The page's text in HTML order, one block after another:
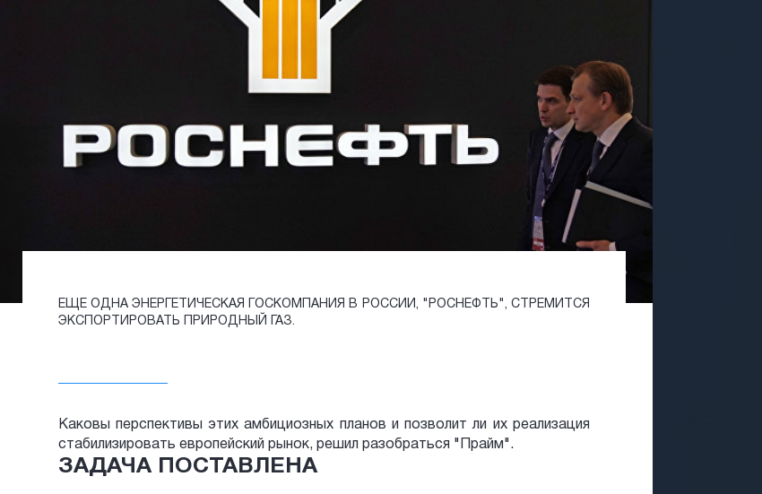
ЕЩЕ ОДНА ЭНЕРГЕТИЧЕСКАЯ ГОСКОМПАНИЯ В РОССИИ, "РОСНЕФТЬ", СТРЕМИТСЯ
ЭКСПОРТИРОВАТЬ ПРИРОДНЫЙ ГАЗ.
Каковы перспективы этих амбициозных планов и позволит ли их реализация
стабилизировать европейский рынок, решил разобраться "Прайм".
ЗАДАЧА ПОСТАВЛЕНА